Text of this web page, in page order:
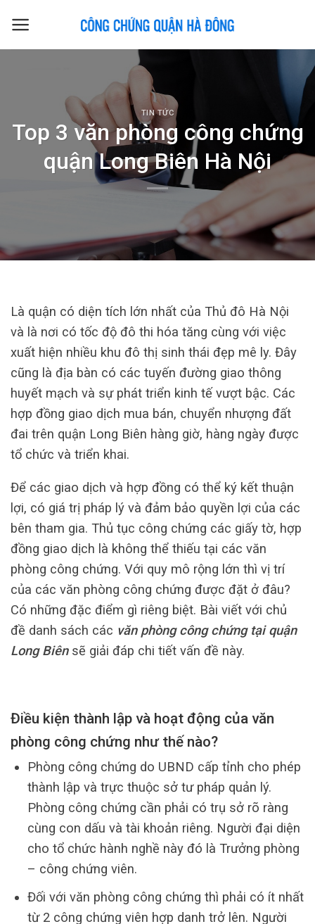
TIN TỨC
Top 3 văn phòng công chứng
quận Long Biên Hà Nội
Là quận có diện tích lớn nhất của Thủ đô Hà Nội
và là nơi có tốc độ đô thi hóa tăng cùng với việc
xuất hiện nhiều khu đô thị sinh thái đẹp mê ly. Đây
cũng là địa bàn có các tuyến đường giao thông
huyết mạch và sự phát triển kinh tế vượt bậc. Các
hợp đồng giao dịch mua bán, chuyển nhượng đất
đai trên quận Long Biên hàng giờ, hàng ngày được
tổ chức và triển khai.
Để các giao dịch và hợp đồng có thể ký kết thuận
lợi, có giá trị pháp lý và đảm bảo quyền lợi của các
bên tham gia. Thủ tục công chứng các giấy tờ, hợp
đồng giao dịch là không thể thiếu tại các văn
phòng công chứng. Với quy mô rộng lớn thì vị trí
của các văn phòng công chứng được đặt ở đâu?
Có những đặc điểm gì riêng biệt. Bài viết với chủ
đề danh sách các văn phòng công chứng tại quận
Long Biên sẽ giải đáp chi tiết vấn đề này.
Điều kiện thành lập và hoạt động của văn
phòng công chứng như thế nào?
Phòng công chứng do UBND cấp tỉnh cho phép
thành lập và trực thuộc sở tư pháp quản lý.
Phòng công chứng cần phải có trụ sở rõ ràng
cùng con dấu và tài khoản riêng. Người đại diện
cho tổ chức hành nghề này đó là Trưởng phòng
– công chứng viên.
Đối với văn phòng công chứng thì phải có ít nhất
từ 2 công chứng viên hợp danh trở lên. Người